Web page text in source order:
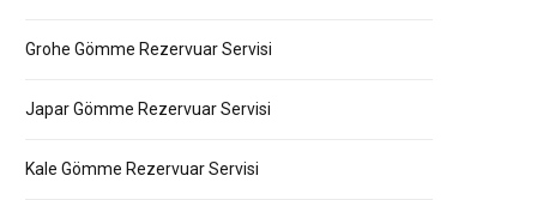
Grohe Gömme Rezervuar Servisi
Japar Gömme Rezervuar Servisi
Kale Gömme Rezervuar Servisi